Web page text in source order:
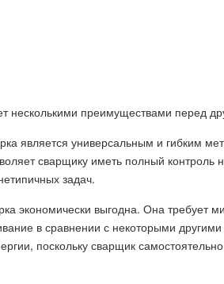
несколькими преимуществами перед
является универсальным и гибким
сварщику иметь полный контроль
задач.
экономически выгодна. Она требует
в сравнении с некоторыми
поскольку сварщик